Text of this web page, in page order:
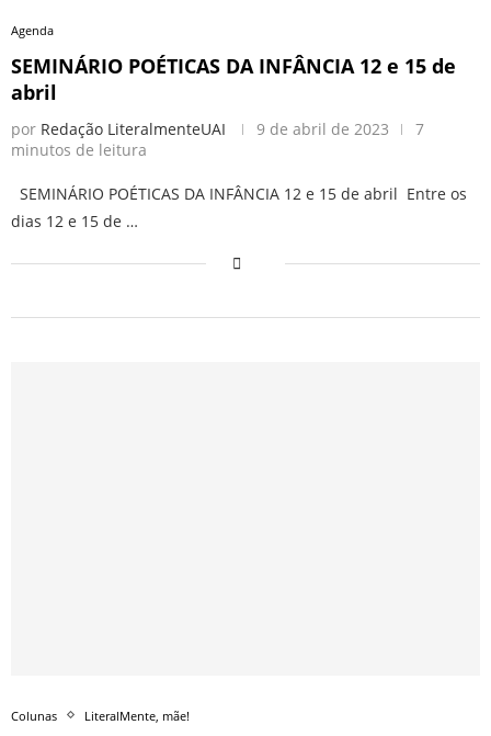
Agenda
SEMINÁRIO POÉTICAS DA INFÂNCIA 12 e 15 de
abril
por Redação LiteralmenteUAI 9 de abril de 2023
7
minutos de leitura
SEMINÁRIO POÉTICAS DA INFÂNCIA 12 e 15 de abril Entre os
dias 12 e 15 de …
Colunas LiteralMente, mãe!